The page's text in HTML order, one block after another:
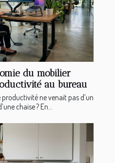
du mobilier
au bureau
ne venait pas d’un
chaise ? En...